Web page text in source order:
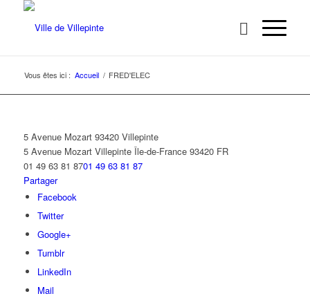
Vous êtes ici : Accueil / FRED'ELEC
5 Avenue Mozart 93420 Villepinte
5 Avenue Mozart Villepinte Île-de-France 93420 FR
01 49 63 81 8701 49 63 81 87
Partager
Facebook
Twitter
Google+
Tumblr
LinkedIn
Mail